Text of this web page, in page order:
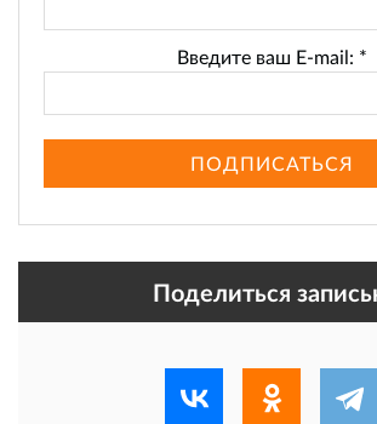
Введите ваш E-mail: *
ПОДПИСАТЬСЯ
Поделиться